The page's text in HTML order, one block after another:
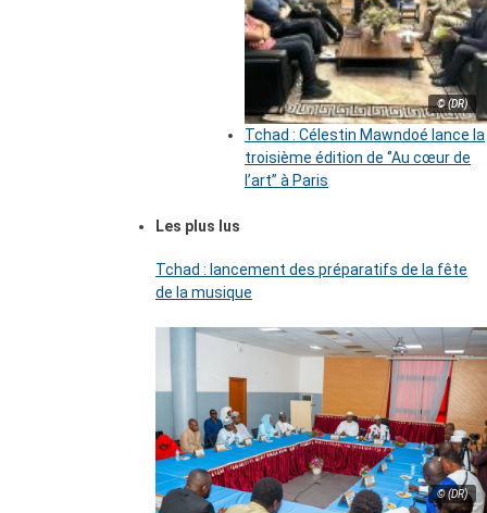
© (DR)
Tchad : Célestin Mawndoé lance la
troisième édition de ‘’Au cœur de
l’art’’ à Paris
Les plus lus
Tchad : lancement des préparatifs de la fête
de la musique
© (DR)